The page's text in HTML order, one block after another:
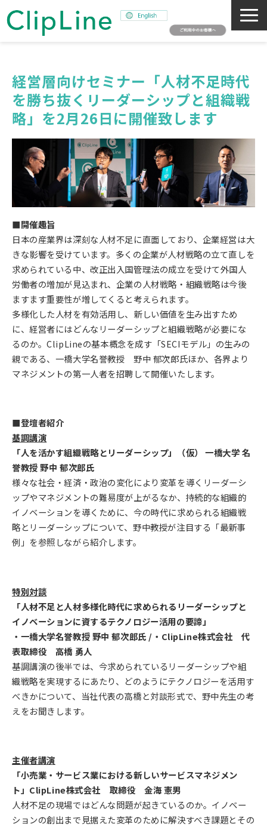
事業紹介
ミッション
ニュース
サステナビリティ
採用情報
SNAPSHOT
経営層向けセミナー「人材不足時代
を勝ち抜くリーダーシップと組織戦
略」を2月26日に開催致します
■開催趣旨
日本の産業界は深刻な人材不足に直面しており、企業経営は大
きな影響を受けています。多くの企業が人材戦略の立て直しを
求められている中、改正出入国管理法の成立を受けて外国人
労働者の増加が見込まれ、企業の人材戦略・組織戦略は今後
ますます重要性が増してくると考えられます。
多様化した人材を有効活用し、新しい価値を生み出すため
に、経営者にはどんなリーダーシップと組織戦略が必要にな
るのか。ClipLineの基本概念を成す「SECIモデル」の生みの
親である、一橋大学名誉教授 野中 郁次郎氏ほか、各界より
マネジメントの第一人者を招聘して開催いたします。
■登壇者紹介
基調講演
「人を活かす組織戦略とリーダーシップ」（仮） 一橋大学 名
誉教授 野中 郁次郎氏
様々な社会・経済・政治の変化により変革を導くリーダーシ
ップやマネジメントの難易度が上がるなか、持続的な組織的
イノベーションを導くために、今の時代に求められる組織戦
略とリーダーシップについて、野中教授が注目する「最新事
例」を参照しながら紹介します。
特別対談
「人材不足と人材多様化時代に求められるリーダーシップと
イノベーションに資するテクノロジー活用の要諦」
・一橋大学名誉教授 野中 郁次郎氏 /・ClipLine株式会社 代
表取締役 高橋 勇人
基調講演の後半では、今求められているリーダーシップや組
織戦略を実現するにあたり、どのようにテクノロジーを活用す
べきかについて、当社代表の高橋と対談形式で、野中先生の考
えをお聞きします。
主催者講演
「小売業・サービス業における新しいサービスマネジメン
ト」ClipLine株式会社 取締役 金海 憲男
人材不足の現場ではどんな問題が起きているのか。イノベー
ションの創出まで見据えた変革のために解決すべき課題とその